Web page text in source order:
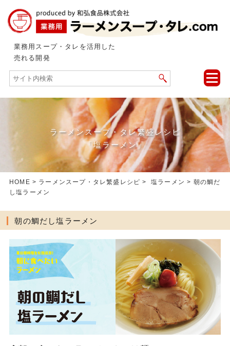
業務用スープ・タレを活用した
売れる開発
toggle
ラーメンスープ・タレ繁盛レシピ
「塩ラーメン」
HOME > ラーメンスープ・タレ繁盛レシピ >塩ラーメン > 朝の鯛だ
し塩ラーメン
朝の鯛だし塩ラーメン